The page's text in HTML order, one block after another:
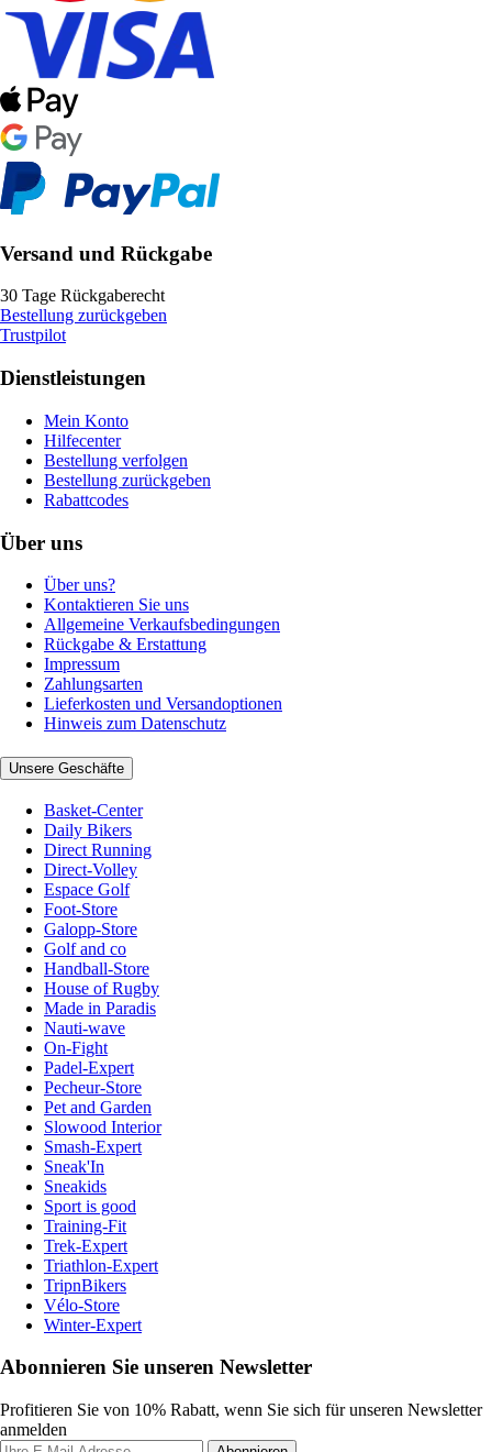
Versand und Rückgabe
30 Tage Rückgaberecht
Bestellung zurückgeben
Trustpilot
Dienstleistungen
Mein Konto
Hilfecenter
Bestellung verfolgen
Bestellung zurückgeben
Rabattcodes
Über uns
Über uns?
Kontaktieren Sie uns
Allgemeine Verkaufsbedingungen
Rückgabe & Erstattung
Impressum
Zahlungsarten
Lieferkosten und Versandoptionen
Hinweis zum Datenschutz
Unsere Geschäfte
Basket-Center
Daily Bikers
Direct Running
Direct-Volley
Espace Golf
Foot-Store
Galopp-Store
Golf and co
Handball-Store
House of Rugby
Made in Paradis
Nauti-wave
On-Fight
Padel-Expert
Pecheur-Store
Pet and Garden
Slowood Interior
Smash-Expert
Sneak'In
Sneakids
Sport is good
Training-Fit
Trek-Expert
Triathlon-Expert
TripnBikers
Vélo-Store
Winter-Expert
Abonnieren Sie unseren Newsletter
Profitieren Sie von 10% Rabatt, wenn Sie sich für unseren Newsletter
anmelden